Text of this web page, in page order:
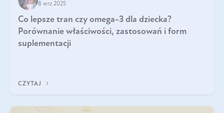
8 wrz 2025
Co lepsze tran czy omega-3 dla dziecka?
Porównanie właściwości, zastosowań i form
suplementacji
CZYTAJ